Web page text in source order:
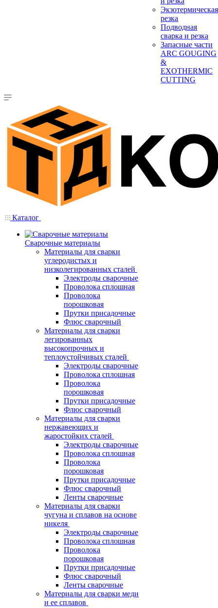
Экзотермическая
резка
Подводная
сварка и резка
Запасные части
ARC GOUGING
&
EXOTHERMIC
CUTTING
Каталог
Сварочные материалы
Материалы для сварки
углеродистых и
низколегированных сталей
Электроды сварочные
Проволока сплошная
Проволока
порошковая
Прутки присадочные
Флюс сварочный
Материалы для сварки
легированных
высокопрочных и
теплоустойчивых сталей
Электроды сварочные
Проволока сплошная
Проволока
порошковая
Прутки присадочные
Флюс сварочный
Материалы для сварки
нержавеющих и
жаростойких сталей
Электроды сварочные
Проволока сплошная
Проволока
порошковая
Прутки присадочные
Флюс сварочный
Ленты сварочные
Материалы для сварки
чугуна и сплавов на основе
никеля
Электроды сварочные
Проволока сплошная
Проволока
порошковая
Прутки присадочные
Флюс сварочный
Ленты сварочные
Материалы для сварки меди
и ее сплавов